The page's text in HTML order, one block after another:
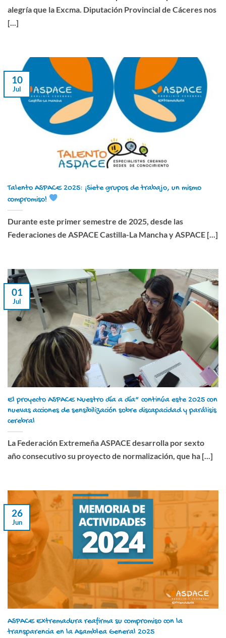
alegría que la Excma. Diputación Provincial de Cáceres nos
[...]
Talento ASPACE 2025: ¡Siete grupos de trabajo, un mismo
compromiso!
Durante este primer semestre de 2025, desde las
Federaciones de ASPACE Castilla-La Mancha y ASPACE [...]
10
Jul
El proyecto ASPACE Nuestro día a día” continúa este 2025 con
nuevas acciones de sensibilización sobre discapacidad y parálisis
cerebral
La Federación Extremeña ASPACE desarrolla por sexto
año consecutivo su proyecto de normalización, que ha [...]
01
Jul
ASPACE Extremadura reafirma su compromiso con la
transparencia en la Asamblea General 2025
26
Jun